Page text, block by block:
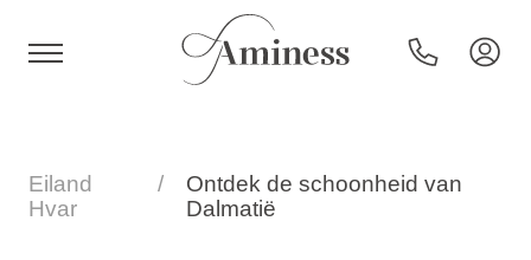
Eiland
Hvar
Ontdek de schoonheid van
Dalmatië